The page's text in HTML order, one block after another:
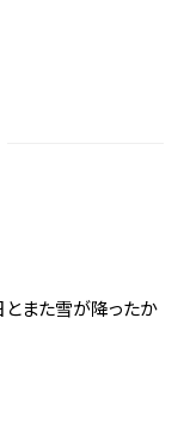
とまた雪が降ったか